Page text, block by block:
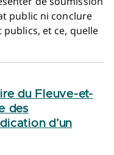
public ni conclure
et ce, quelle
du Fleuve-et-
des
d’un